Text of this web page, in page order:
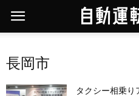
長岡市
タクシー相乗